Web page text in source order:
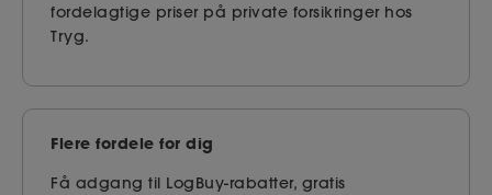
fordelagtige priser på private forsikringer hos
Tryg.
Flere fordele for dig
Få adgang til LogBuy-rabatter, gratis